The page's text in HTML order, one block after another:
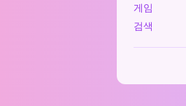
게임
검색